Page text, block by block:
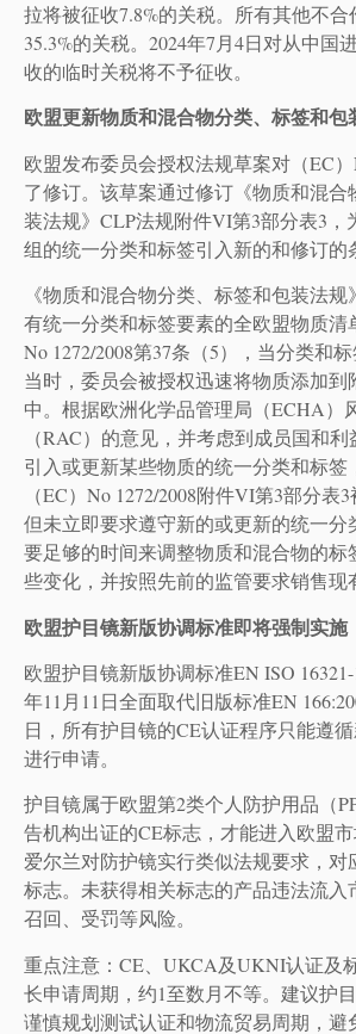
拉将被征收7.8%的关税。所有其他不
35.3%的关税。2024年7月4日对从中国
收的临时关税将不予征收。
欧盟更新物质和混合物分类、标签和包
欧盟发布委员会授权法规草案对（EC）
了修订。该草案通过修订《物质和混合
装法规》CLP法规附件VI第3部分表3，
组的统一分类和标签引入新的和修订的
《物质和混合物分类、标签和包装法
有统一分类和标签要素的全欧盟物质清
No 1272/2008第37条（5），当分类和
当时，委员会被授权迅速将物质添加到
中。根据欧洲化学品管理局（ECHA）
（RAC）的意见，并考虑到成员国和利
引入或更新某些物质的统一分类和标签
（EC）No 1272/2008附件VI第3部分表
但未立即要求遵守新的或更新的统一分
要足够的时间来调整物质和混合物的标
些变化，并按照先前的监管要求销售现
欧盟护目镜新版协调标准即将强制实施
欧盟护目镜新版协调标准EN ISO
年11月11日全面取代旧版标准EN
日，所有护目镜的CE认证程序只能遵
进行申请。
护目镜属于欧盟第2类个人防护用品（
告机构出证的CE标志，才能进入欧盟
爱尔兰对防护镜实行类似法规要求，
标志。未获得相关标志的产品违法流入
召回、受罚等风险。
重点注意：CE、UKCA及UKNI认证及
长申请周期，约1至数月不等。建议护
谨慎规划测试认证和物流贸易周期，避